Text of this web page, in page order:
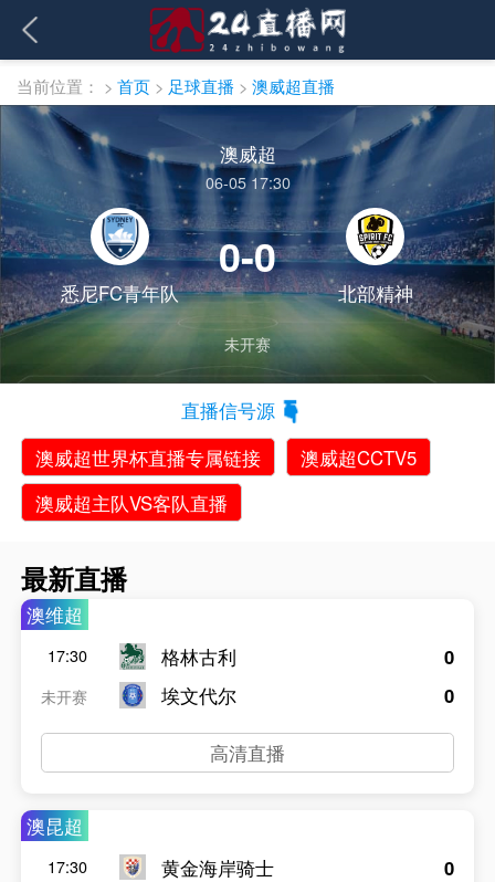
当前位置： > 首页 > 足球直播 > 澳威超直播
澳威超
06-05 17:30
悉尼FC青年队
0-0
北部精神
未开赛
直播信号源
澳威超世界杯直播专属链接
澳威超CCTV5
澳威超主队VS客队直播
最新直播
澳维超
17:30
未开赛
格林古利
埃文代尔
0
0
高清直播
澳昆超
17:30
黄金海岸骑士
0